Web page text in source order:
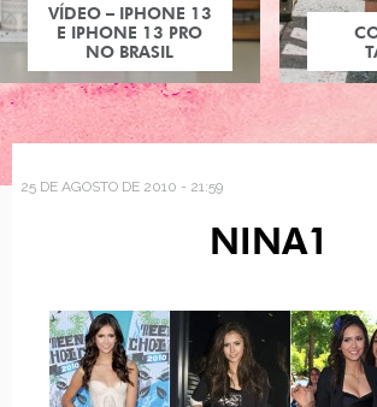
VÍDEO – IPHONE 13
E IPHONE 13 PRO
NO BRASIL
25 DE AGOSTO DE 2010 - 21:59
NINA1